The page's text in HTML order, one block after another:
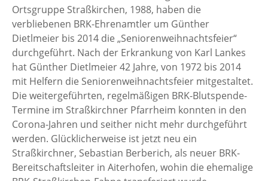
Ortsgruppe Straßkirchen, 1988, haben die
verbliebenen BRK-Ehrenamtler um Günther
Dietlmeier bis 2014 die „Seniorenweihnachtsfeier“
durchgeführt. Nach der Erkrankung von Karl Lankes
hat Günther Dietlmeier 42 Jahre, von 1972 bis 2014
mit Helfern die Seniorenweihnachtsfeier mitgestaltet.
Die weitergeführten, regelmäßigen BRK-Blutspende-
Termine im Straßkirchner Pfarrheim konnten in den
Corona-Jahren und seither nicht mehr durchgeführt
werden. Glücklicherweise ist jetzt neu ein
Straßkirchner, Sebastian Berberich, als neuer BRK-
Bereitschaftsleiter in Aiterhofen, wohin die ehemalige